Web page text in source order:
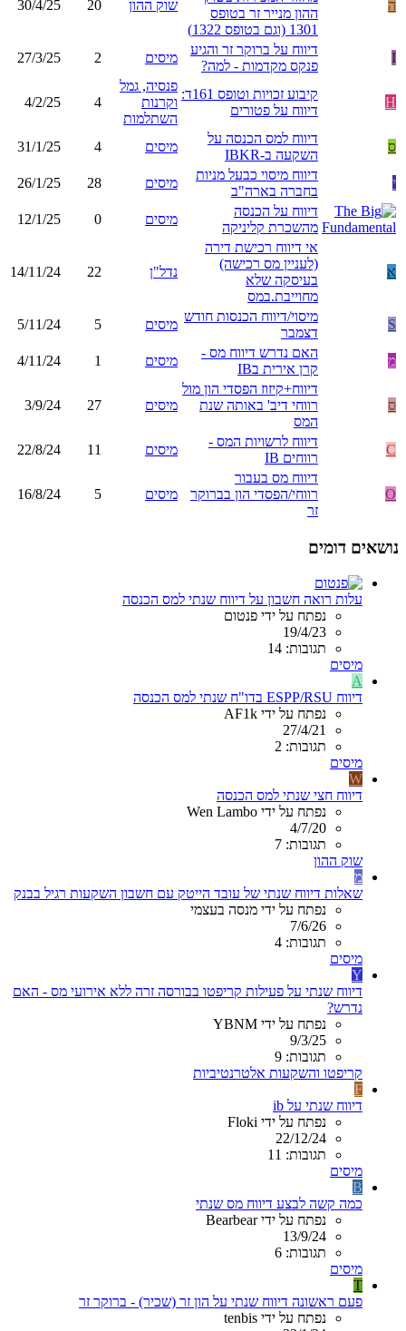
ה
ההון מנייר זר בטופס
1301 (וגם בטופס 1322)
שוק ההון 20
30/4/25
I
דיווח על ברוקר זר והגיע
פנקס מקדמות - למה?
מיסים 2
27/3/25
H
קיבוע זכויות וטופס 161ד:
דיווח על פטורים
פנסיה, גמל
וקרנות
השתלמות
4
4/2/25
ס
דיווח למס הכנסה על
השקעה ב-IBKR
מיסים 4
31/1/25
י
דיווח מיסוי כבעל מניות
בחברה בארה"ב
מיסים 28
26/1/25
דיווח על הכנסה
מהשכרת קליניקה
מיסים 0
12/1/25
א
אי דיווח רכישת דירה
(לעניין מס רכישה)
בעיסקה שלא
מחוייבת.במס
נדל"ן 22
14/11/24
S
מיסוי/דיווח הכנסות חודש
דצמבר
מיסים 5
5/11/24
מ
האם נדרש דיווח מס -
קרן אירית בIB
מיסים 1
4/11/24
ס
דיווח+קיזוז הפסדי הון מול
רווחי דיב' באותה שנת
המס
מיסים 27
3/9/24
C
דיווח לרשויות המס -
רווחים IB
מיסים 11
22/8/24
O
דיווח מס בעבור
רווחי/הפסדי הון בברוקר
זר
מיסים 5
16/8/24
נושאים דומים
עלות רואה חשבון על דיווח שנתי למס הכנסה
נפתח על ידי פנטום
19/4/23
תגובות: 14
מיסים
A
דיווח ESPP/RSU בדו"ח שנתי למס הכנסה
נפתח על ידי AF1k
27/4/21
תגובות: 2
מיסים
W
דיווח חצי שנתי למס הכנסה
נפתח על ידי Wen Lambo
4/7/20
תגובות: 7
שוק ההון
מ
שאלות דיווח שנתי של עובד הייטק עם חשבון השקעות רגיל בבנק
נפתח על ידי מנסה בעצמי
7/6/26
תגובות: 4
מיסים
Y
דיווח שנתי על פעילות קריפטו בבורסה זרה ללא אירועי מס - האם
נדרש?
נפתח על ידי YBNM
9/3/25
תגובות: 9
קריפטו והשקעות אלטרנטיביות
F
דיווח שנתי על ib
נפתח על ידי Floki
22/12/24
תגובות: 11
מיסים
B
כמה קשה לבצע דיווח מס שנתי
נפתח על ידי Bearbear
13/9/24
תגובות: 6
מיסים
T
פעם ראשונה דיווח שנתי על הון זר (שכיר) - ברוקר זר
נפתח על ידי tenbis